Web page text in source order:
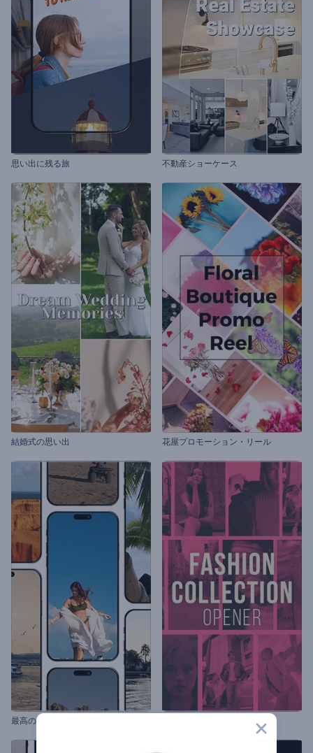
思い出に残る旅 不動産ショーケース
結婚式の思い出 花屋プロモーション・リール
最高の旅の思い出